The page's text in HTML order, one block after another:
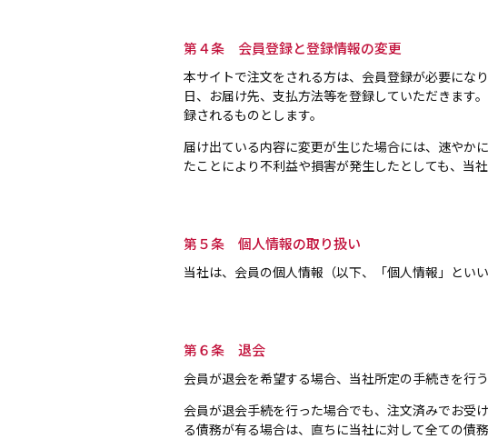
第４条 会員登録と登録情報の変更
本サイトで注文をされる方は、会員登録が必要にな
日、お届け先、支払方法等を登録していただきます
録されるものとします。
届け出ている内容に変更が生じた場合には、速やか
たことにより不利益や損害が発生したとしても、当
第５条 個人情報の取り扱い
当社は、会員の個人情報（以下、「個人情報」とい
第６条 退会
会員が退会を希望する場合、当社所定の手続きを行
会員が退会手続を行った場合でも、注文済みでお受
る債務が有る場合は、直ちに当社に対して全ての債